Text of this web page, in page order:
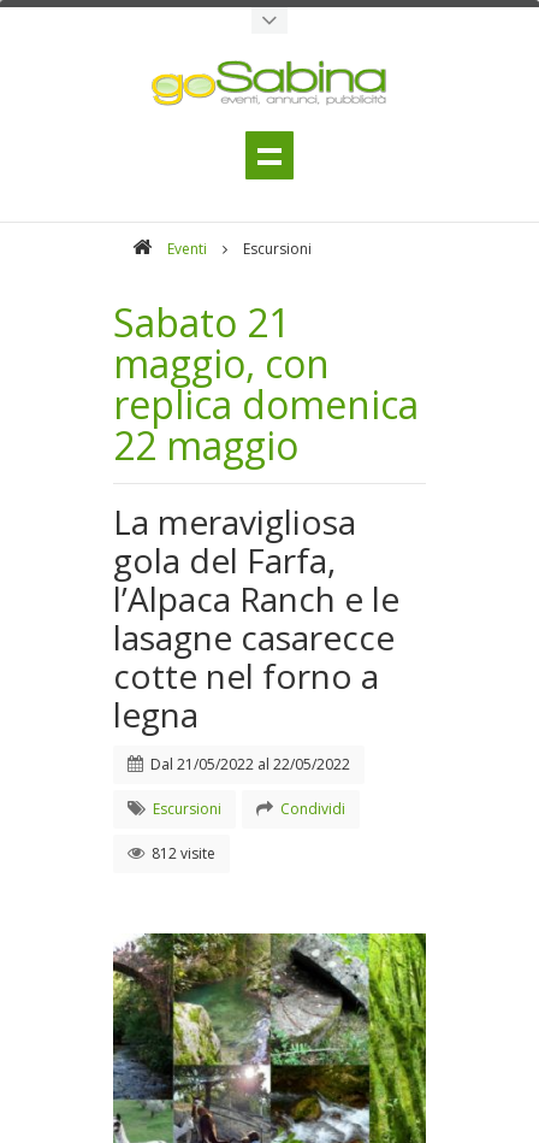
Eventi Escursioni
Sabato 21
maggio, con
replica domenica
22 maggio
La meravigliosa
gola del Farfa,
l’Alpaca Ranch e le
lasagne casarecce
cotte nel forno a
legna
Dal 21/05/2022 al 22/05/2022
Escursioni Condividi
812 visite